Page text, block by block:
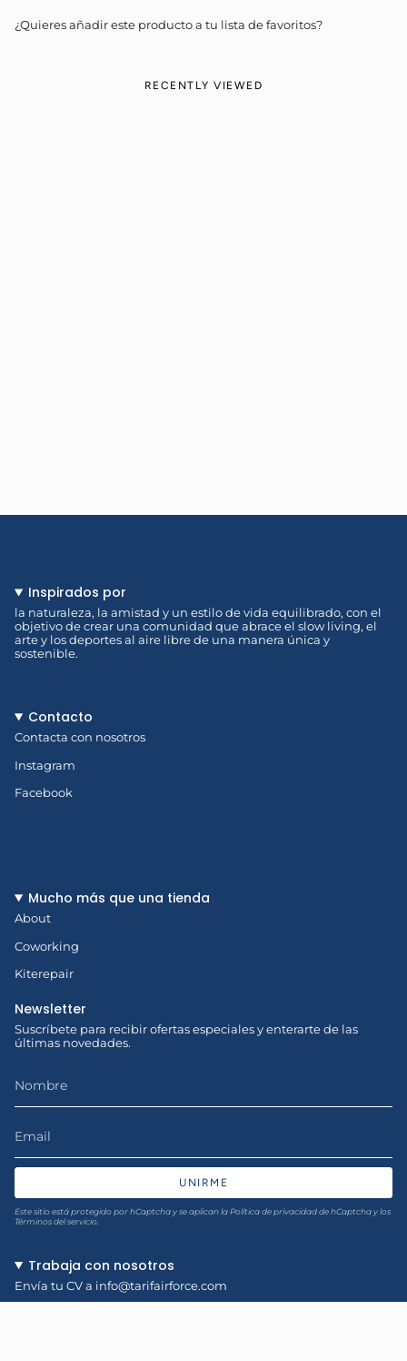
¿Quieres añadir este producto a tu lista de favoritos?
RECENTLY VIEWED
Inspirados por
la naturaleza, la amistad y un estilo de vida equilibrado, con el
objetivo de crear una comunidad que abrace el slow living, el
arte y los deportes al aire libre de una manera única y
sostenible.
Contacto
Contacta con nosotros
Instagram
Facebook
Mucho más que una tienda
About
Coworking
Kiterepair
Newsletter
Suscríbete para recibir ofertas especiales y enterarte de las
últimas novedades.
UNIRME
Este sitio está protegido por hCaptcha y se aplicanla Política de privacidad de hCaptchay los
Términos del servicio.
Trabaja con nosotros
Envía tu CV a info@tarifairforce.com